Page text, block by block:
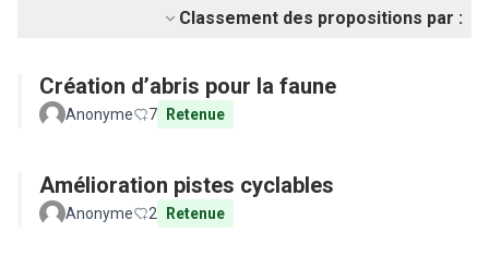
Classement des propositions par :
Création d’abris pour la faune
Anonyme 7 Retenue
Amélioration pistes cyclables
Anonyme 2 Retenue